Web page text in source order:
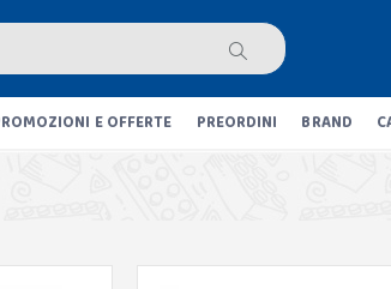
E OFFERTE PREORDINI BRAND